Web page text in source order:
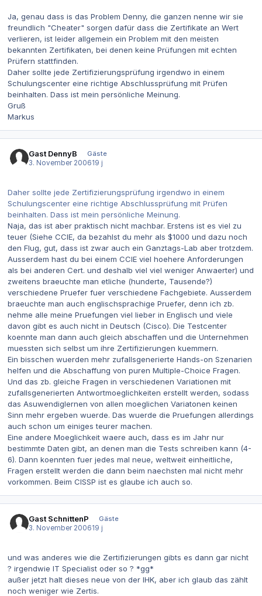
Ja, genau dass is das Problem Denny, die ganzen nenne wir sie
freundlich "Cheater" sorgen dafür dass die Zertifikate an Wert
verlieren, ist leider allgemein ein Problem mit den meisten
bekannten Zertifikaten, bei denen keine Prüfungen mit echten
Prüfern stattfinden.
Daher sollte jede Zertifizierungsprüfung irgendwo in einem
Schulungscenter eine richtige Abschlussprüfung mit Prüfen
beinhalten. Dass ist mein persönliche Meinung.
Gruß
Markus
Gast DennyB
Gäste
3. November 200619 j
Daher sollte jede Zertifizierungsprüfung irgendwo in einem
Schulungscenter eine richtige Abschlussprüfung mit Prüfen
beinhalten. Dass ist mein persönliche Meinung.
Naja, das ist aber praktisch nicht machbar. Erstens ist es viel zu
teuer (Siehe CCIE, da bezahlst du mehr als $1000 und dazu noch
den Flug, gut, dass ist zwar auch ein Ganztags-Lab aber trotzdem.
Ausserdem hast du bei einem CCIE viel hoehere Anforderungen
als bei anderen Cert. und deshalb viel viel weniger Anwaerter) und
zweitens braeuchte man etliche (hunderte, Tausende?)
verschiedene Pruefer fuer verschiedene Fachgebiete. Ausserdem
braeuchte man auch englischsprachige Pruefer, denn ich zb.
nehme alle meine Pruefungen viel lieber in Englisch und viele
davon gibt es auch nicht in Deutsch (Cisco). Die Testcenter
koennte man dann auch gleich abschaffen und die Unternehmen
muessten sich selbst um ihre Zertifizierungen kuemmern.
Ein bisschen wuerden mehr zufallsgenerierte Hands-on Szenarien
helfen und die Abschaffung von puren Multiple-Choice Fragen.
Und das zb. gleiche Fragen in verschiedenen Variationen mit
zufallsgenerierten Antwortmoeglichkeiten erstellt werden, sodass
das Asuwendiglernen von allen moeglichen Variatonen keinen
Sinn mehr ergeben wuerde. Das wuerde die Pruefungen allerdings
auch schon um einiges teurer machen.
Eine andere Moeglichkeit waere auch, dass es im Jahr nur
bestimmte Daten gibt, an denen man die Tests schreiben kann (4-
6). Dann koennten fuer jedes mal neue, weltweit einheitliche,
Fragen erstellt werden die dann beim naechsten mal nicht mehr
vorkommen. Beim CISSP ist es glaube ich auch so.
Gast SchnittenP
Gäste
3. November 200619 j
und was anderes wie die Zertifizierungen gibts es dann gar nicht
? irgendwie IT Specialist oder so ? *gg*
außer jetzt halt dieses neue von der IHK, aber ich glaub das zählt
noch weniger wie Zertis.